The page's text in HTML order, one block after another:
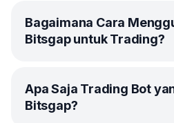
Bagaimana Cara
Bitsgap untuk Trading?
Untuk mulai trading dengan
mendaftar akun terlebih dahulu.
akan menerima uji coba gratis
Apa Saja Trading Bot
Bitsgap?